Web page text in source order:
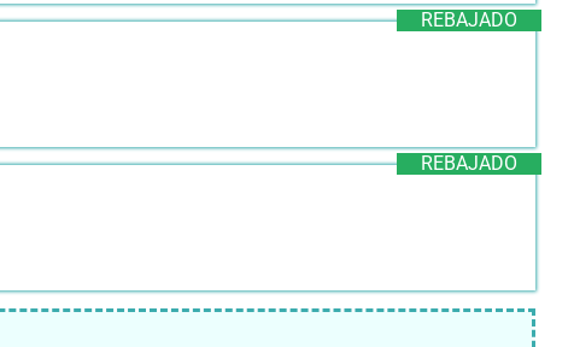
REBAJADO
REBAJADO